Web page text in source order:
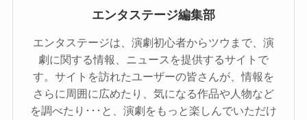
エンタステージ編集部
エンタステージは、演劇初心者からツウまで、演
劇に関する情報、ニュースを提供するサイトで
す。サイトを訪れたユーザーの皆さんが、情報を
さらに周囲に広めたり、気になる作品や人物など
を調べたり･･･と、演劇をもっと楽しんでいただけ